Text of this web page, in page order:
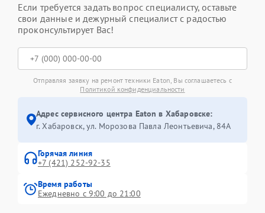
Если требуется задать вопрос специалисту, оставьте
свои данные и дежурный специалист с радостью
проконсультирует Вас!
Отправляя заявку на ремонт техники Eaton, Вы соглашаетесь с
Политикой конфиденциальности
Адрес сервисного центра Eaton в Хабаровске:
г. Хабаровск, ул. Морозова Павла Леонтьевича, 84А
Горячая линия
+7 (421) 252-92-35
Время работы
Ежедневно с 9:00 до 21:00